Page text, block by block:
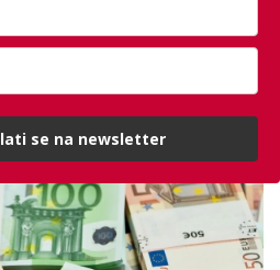
'Zbog
meta prijevare'
se na newsletter